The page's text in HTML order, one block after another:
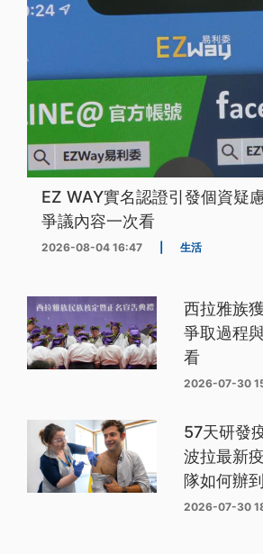
EZ WAY實名認證引發個資疑
爭議內容一次看
2026-08-04 16:47 生活
西拉雅族
爭取過程
看
2026-07-30
57天研發
波拉最新
隊如何辦
2026-07-30